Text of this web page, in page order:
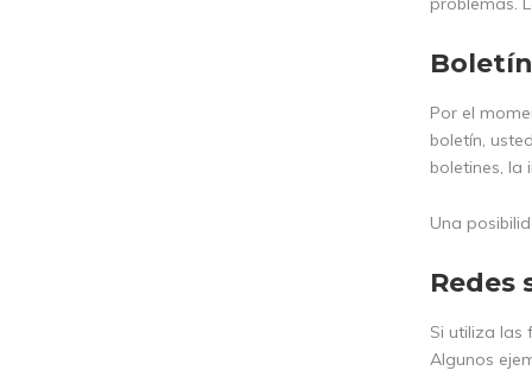
Por el
boletín,
boletines, la
Una
Redes
Si utiliza las
Algunos